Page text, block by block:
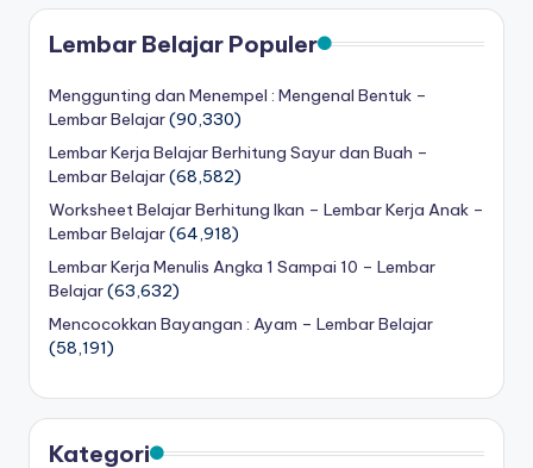
o
w
nl
o
a
d
b
u
k
b
el
Lembar Belajar Populer
Menggunting dan Menempel : Mengenal Bentuk –
Lembar Belajar(90,330)
Lembar Kerja Belajar Berhitung Sayur dan Buah –
Lembar Belajar(68,582)
Worksheet Belajar Berhitung Ikan – Lembar Kerja Anak –
Lembar Belajar(64,918)
Lembar Kerja Menulis Angka 1 Sampai 10 – Lembar
Belajar(63,632)
Mencocokkan Bayangan : Ayam – Lembar Belajar
(58,191)
Kategori